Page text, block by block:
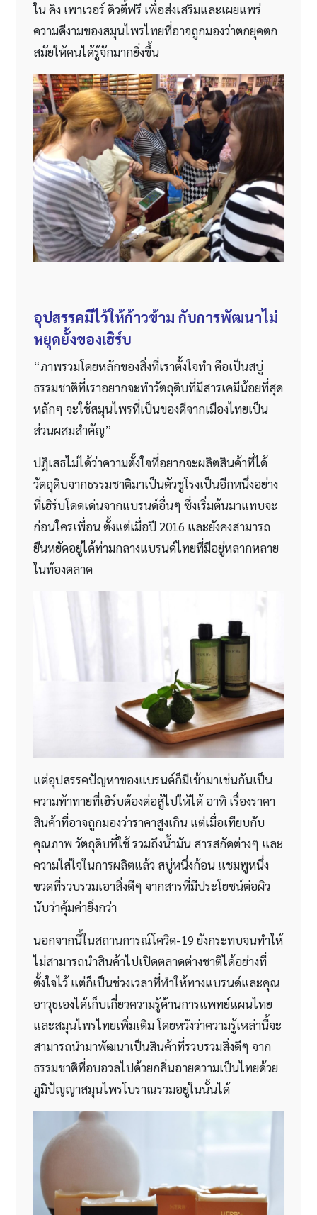
ใน คิง เพาเวอร์ ดิวตี้ฟรี เพื่อส่งเสริมและเผยแพร่
ความดีงามของสมุนไพรไทยที่อาจถูกมองว่าตกยุคตก
สมัยให้คนได้รู้จักมากยิ่งขึ้น
อุปสรรคมีไว้ให้ก้าวข้าม กับการพัฒนาไม่
หยุดยั้งของเฮิร์บ
“ภาพรวมโดยหลักของสิ่งที่เราตั้งใจทำ คือเป็นสบู่
ธรรมชาติที่เราอยากจะทำวัตถุดิบที่มีสารเคมีน้อยที่สุด
หลักๆ จะใช้สมุนไพรที่เป็นของดีจากเมืองไทยเป็น
ส่วนผสมสำคัญ”
ปฏิเสธไม่ได้ว่าความตั้งใจที่อยากจะผลิตสินค้าที่ได้
วัตถุดิบจากธรรมชาติมาเป็นตัวชูโรงเป็นอีกหนึ่งอย่าง
ที่เฮิร์บโดดเด่นจากแบรนด์อื่นๆ ซึ่งเริ่มต้นมาแทบจะ
ก่อนใครเพื่อน ตั้งแต่เมื่อปี 2016 และยังคงสามารถ
ยืนหยัดอยู่ได้ท่ามกลางแบรนด์ไทยที่มีอยู่หลากหลาย
ในท้องตลาด
แต่อุปสรรคปัญหาของแบรนด์ก็มีเข้ามาเช่นกันเป็น
ความท้าทายที่เฮิร์บต้องต่อสู้ไปให้ได้ อาทิ เรื่องราคา
สินค้าที่อาจถูกมองว่าราคาสูงเกิน แต่เมื่อเทียบกับ
คุณภาพ วัตถุดิบที่ใช้ รวมถึงน้ำมัน สารสกัดต่างๆ และ
ความใส่ใจในการผลิตแล้ว สบู่หนึ่งก้อน แชมพูหนึ่ง
ขวดที่รวบรวมเอาสิ่งดีๆ จากสารที่มีประโยชน์ต่อผิว
นับว่าคุ้มค่ายิ่งกว่า
นอกจากนี้ในสถานการณ์โควิด-19 ยังกระทบจนทำให้
ไม่สามารถนำสินค้าไปเปิดตลาดต่างชาติได้อย่างที่
ตั้งใจไว้ แต่ก็เป็นช่วงเวลาที่ทำให้ทางแบรนด์และคุณ
อาวุธเองได้เก็บเกี่ยวความรู้ด้านการแพทย์แผนไทย
และสมุนไพรไทยเพิ่มเติม โดยหวังว่าความรู้เหล่านี้จะ
สามารถนำมาพัฒนาเป็นสินค้าที่รวบรวมสิ่งดีๆ จาก
ธรรมชาติที่อบอวลไปด้วยกลิ่นอายความเป็นไทยด้วย
ภูมิปัญญาสมุนไพรโบราณรวมอยู่ในนั้นได้